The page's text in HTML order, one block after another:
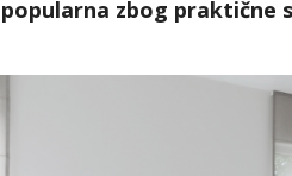
popularna zbog praktične